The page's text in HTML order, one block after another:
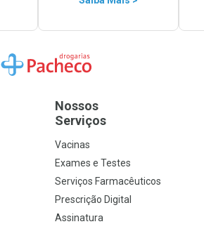
Ir para a Home
Nossos
Serviços
Vacinas
Exames e Testes
Serviços Farmacêuticos
Prescrição Digital
Assinatura